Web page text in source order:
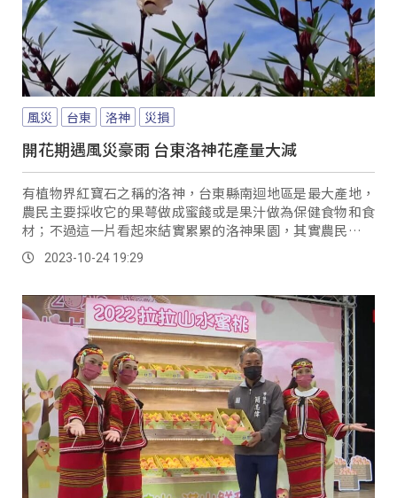
風災 台東 洛神 災損
開花期遇風災豪雨 台東洛神花產量大減
有植物界紅寶石之稱的洛神，台東縣南迴地區是最大產地，
農民主要採收它的果萼做成蜜餞或是果汁做為保健食物和食
材；不過這一片看起來結實累累的洛神果園，其實農民已經
鏟除2到3成長不大的洛神，因為9月和10月受到海葵和小犬
颱風侵襲受損嚴重。
2023-10-24 19:29